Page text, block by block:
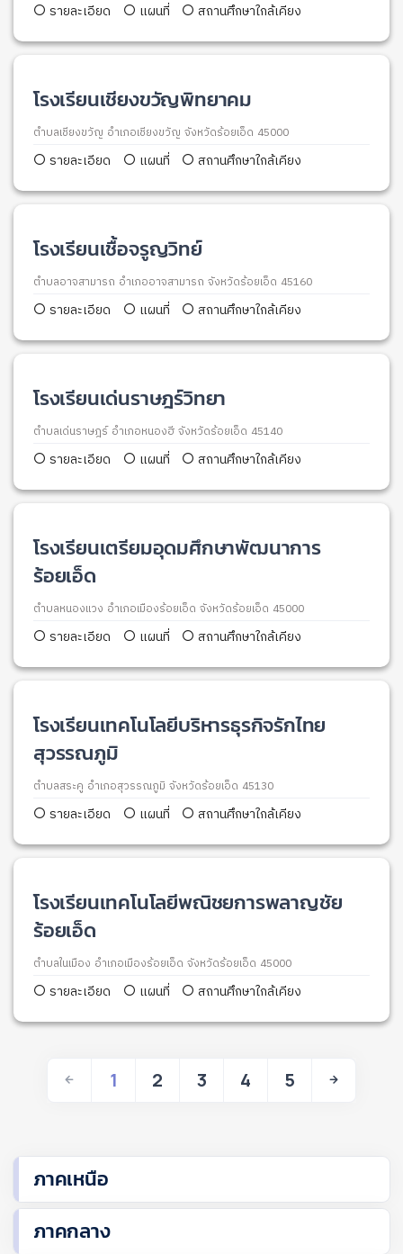
รายละเอียด แผนที่ สถานศึกษาใกล้เคียง
โรงเรียนเชียงขวัญพิทยาคม
ตำบลเชียงขวัญ อำเภอเชียงขวัญ จังหวัดร้อยเอ็ด 45000
รายละเอียด แผนที่ สถานศึกษาใกล้เคียง
โรงเรียนเชื้อจรูญวิทย์
ตำบลอาจสามารถ อำเภออาจสามารถ จังหวัดร้อยเอ็ด 45160
รายละเอียด แผนที่ สถานศึกษาใกล้เคียง
โรงเรียนเด่นราษฎร์วิทยา
ตำบลเด่นราษฎร์ อำเภอหนองฮี จังหวัดร้อยเอ็ด 45140
รายละเอียด แผนที่ สถานศึกษาใกล้เคียง
โรงเรียนเตรียมอุดมศึกษาพัฒนาการ
ร้อยเอ็ด
ตำบลหนองแวง อำเภอเมืองร้อยเอ็ด จังหวัดร้อยเอ็ด 45000
รายละเอียด แผนที่ สถานศึกษาใกล้เคียง
โรงเรียนเทคโนโลยีบริหารธุรกิจรักไทย
สุวรรณภูมิ
ตำบลสระคู อำเภอสุวรรณภูมิ จังหวัดร้อยเอ็ด 45130
รายละเอียด แผนที่ สถานศึกษาใกล้เคียง
โรงเรียนเทคโนโลยีพณิชยการพลาญชัย
ร้อยเอ็ด
ตำบลในเมือง อำเภอเมืองร้อยเอ็ด จังหวัดร้อยเอ็ด 45000
รายละเอียด แผนที่ สถานศึกษาใกล้เคียง
1 2 3 4 5
ภาคเหนือ
ภาคกลาง